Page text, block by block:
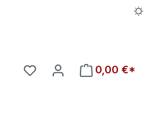
Du hast 0 Produkte auf
0,00 €*